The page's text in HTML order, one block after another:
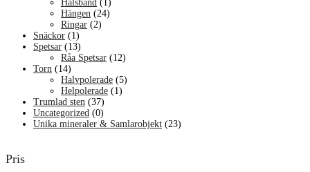
Halsband (1)
Hängen (24)
Ringar (2)
Snäckor (1)
Spetsar (13)
Råa Spetsar (12)
Torn (14)
Halvpolerade (5)
Helpolerade (1)
Trumlad sten (37)
Uncategorized (0)
Unika mineraler & Samlarobjekt (23)
Pris